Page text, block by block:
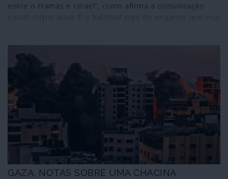
em delírio sem se darem conta das rasteiras em que a
entre o Hamas e Israel”, como afirma a comunicação
as vítimas. O que está a acontecer não é uma guerra, é
um massacre de uma das partes; e o único cessar-fogo
possível e credível para a situação é o reconhecimento
dos direitos do povo palestiniano estabelecidos nas leis
internacionais. Tudo o resto significa o arrastamento da
situação e o extermínio de um povo. Interrompeu-se
uma fase de chacina extrema por parte de Israel mas
prossegue o massacre paulatino de povo palestiniano
até novo auge ofensivo contra Gaza ou qualquer outro
território ocupado da Palestina.
GAZA, NOTAS SOBRE UMA CHACINA